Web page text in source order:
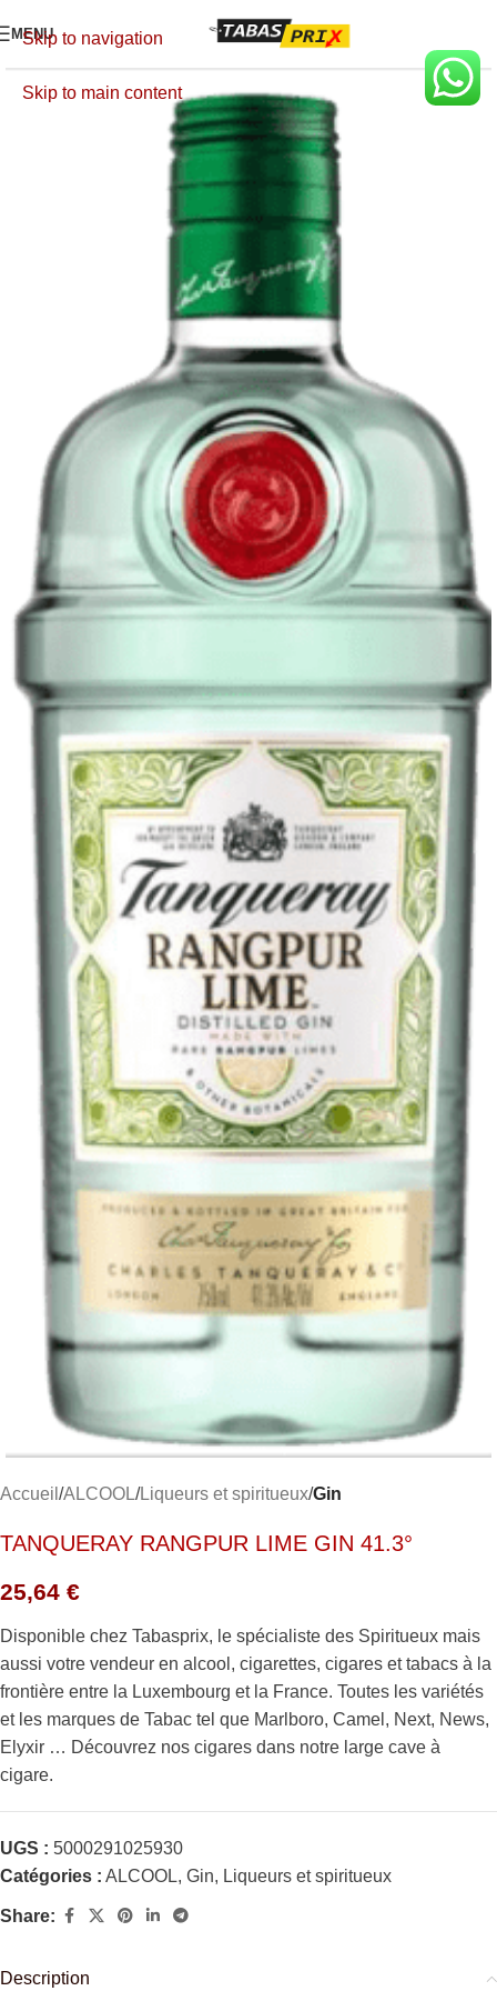
Skip to navigation
Skip to main content
MENU
Accueil ALCOOL Liqueurs et spiritueux Gin
TANQUERAY RANGPUR LIME GIN 41.3°
25,64 €
Disponible chez Tabasprix, le spécialiste des Spiritueux mais
aussi votre vendeur en alcool, cigarettes, cigares et tabacs à la
frontière entre la Luxembourg et la France. Toutes les variétés
et les marques de Tabac tel que Marlboro, Camel, Next, News,
Elyxir … Découvrez nos cigares dans notre large cave à
cigare.
UGS : 5000291025930
Catégories : ALCOOL, Gin, Liqueurs et spiritueux
Share:
Description